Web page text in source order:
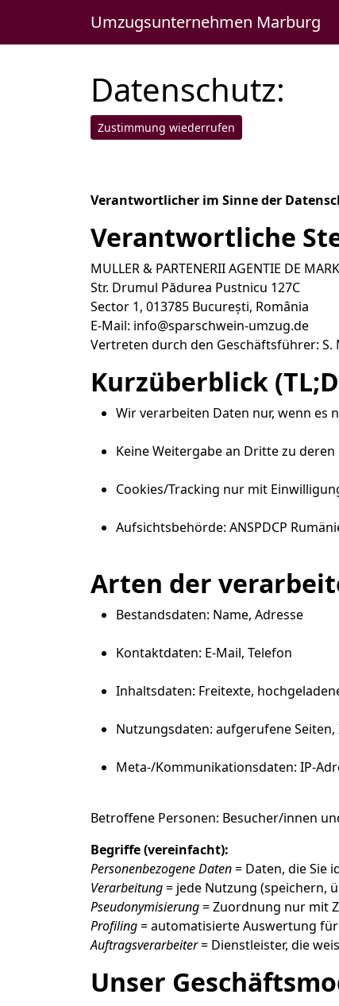
Umzugsunternehmen Marburg
Umzugsunternehmen Marburg»
Datenschutz:
Zustimmung wiederrufen
Verantwortlicher im Sinne der
Verantwortliche
MULLER & PARTENERII AGENTIE DE
Str. Drumul Pădurea Pustnicu 127C
Sector 1, 013785 București, România
E-Mail: info@sparschwein-umzug.de
Vertreten durch den Geschäftsführer: S.
Kurzüberblick
Wir verarbeiten Daten nur, wenn es
Keine Weitergabe an Dritte zu
Cookies/Tracking nur mit
Aufsichtsbehörde: ANSPDCP
Arten der
Bestandsdaten: Name, Adresse
Kontaktdaten: E-Mail, Telefon
Inhaltsdaten: Freitexte,
Nutzungsdaten: aufgerufene Seiten,
Meta-/Kommunikationsdaten: IP-
Betroffene Personen: Besucher/innen
Begriffe (vereinfacht):
Personenbezogene Daten= Daten, die Sie
Verarbeitung= jede Nutzung (speichern,
Pseudonymisierung= Zuordnung nur mit
Profiling= automatisierte Auswertung
Auftragsverarbeiter= Dienstleister, die
Unser